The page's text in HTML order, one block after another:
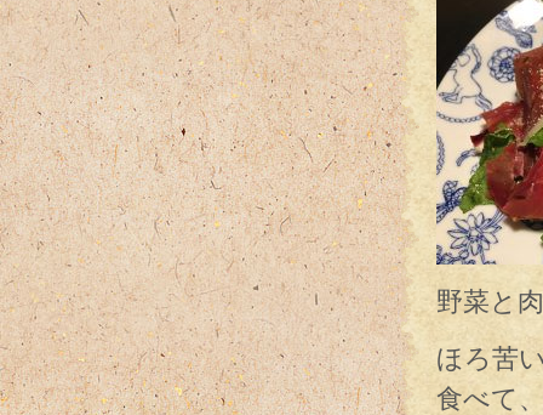
野菜と
ほろ苦
食べて